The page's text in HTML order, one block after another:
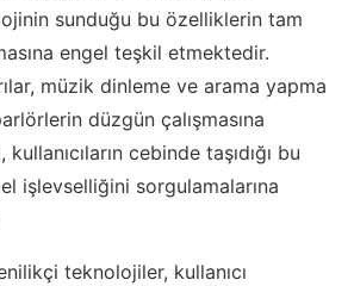
sunduğu bu özelliklerin tam
engel teşkil etmektedir.
müzik dinleme ve arama yapma
düzgün çalışmasına
kullanıcıların cebinde taşıdığı bu
işlevselliğini sorgulamalarına
teknolojiler, kullanıcı